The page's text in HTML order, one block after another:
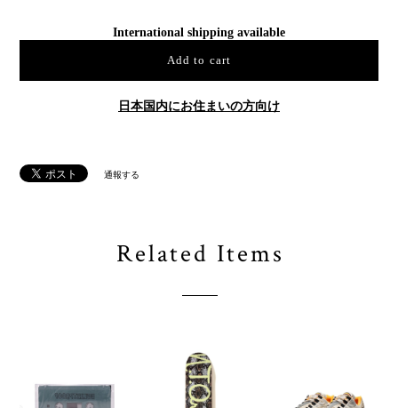
International shipping available
Add to cart
日本国内にお住まいの方向け
通報する
Related Items